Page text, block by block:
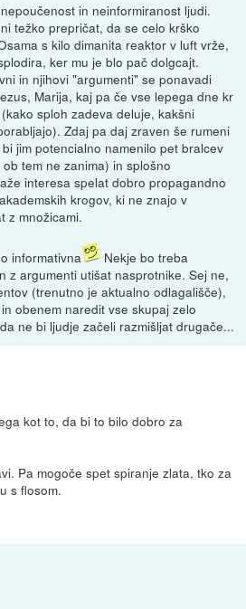
in neinformiranost ljudi.
težko prepričat, da se celo krško
s kilo dimanita reaktor v luft vrže,
ker mu je blo pač dolgcajt.
in njihovi "argumenti" se ponavadi
Marija, kaj pa če vse lepega dne kr
sploh zadeva deluje, kakšni
Zdaj pa daj zraven še rumeni
jim potencialno namenilo pet bralcev
tem ne zanima) in splošno
interesa spelat dobro propagandno
krogov, ki ne znajo v
z množicami.
informativna
Nekje bo treba
z argumenti utišat nasprotnike. Sej ne,
(trenutno je aktualno odlagališče),
obenem naredit vse skupaj zelo
ne bi ljudje začeli razmišljat drugače...
kot to, da bi to bilo dobro za
Pa mogoče spet spiranje zlata, tko za
s flosom.